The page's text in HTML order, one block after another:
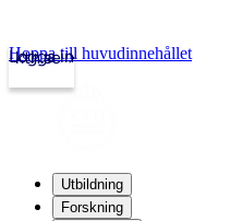
kth.se
Logga in
Hoppa till huvudinnehållet
Utbildning
Forskning